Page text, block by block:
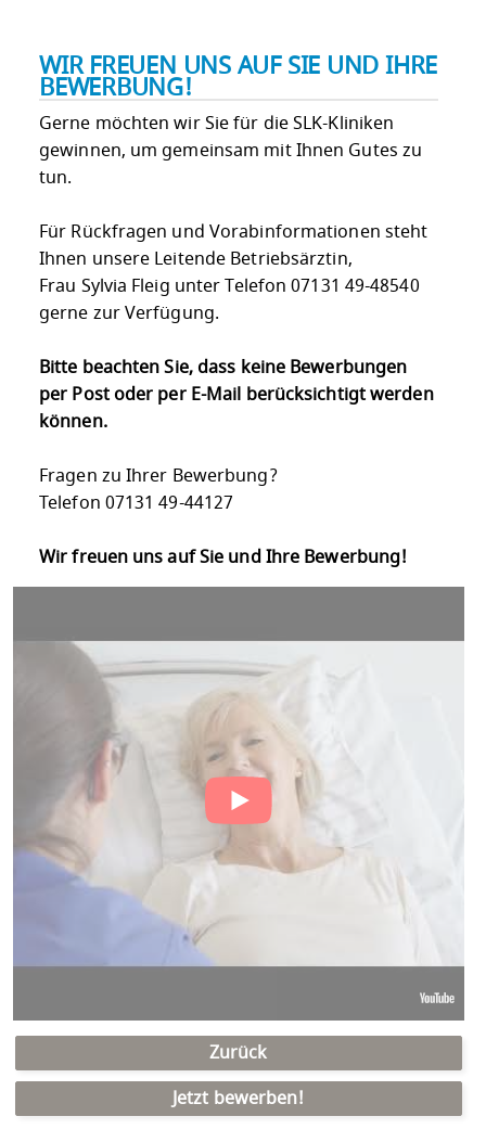
WIR FREUEN UNS AUF SIE UND IHRE
BEWERBUNG!
Gerne möchten wir Sie für die SLK-Kliniken
gewinnen, um gemeinsam mit Ihnen Gutes zu
tun.
Für Rückfragen und Vorabinformationen steht
Ihnen unsere Leitende Betriebsärztin,
Frau Sylvia Fleig unter Telefon 07131 49-48540
gerne zur Verfügung.
Bitte beachten Sie, dass keine Bewerbungen
per Post oder per E-Mail berücksichtigt werden
können.
Fragen zu Ihrer Bewerbung?
Telefon 07131 49-44127
Wir freuen uns auf Sie und Ihre Bewerbung!
Zurück
Jetzt bewerben!